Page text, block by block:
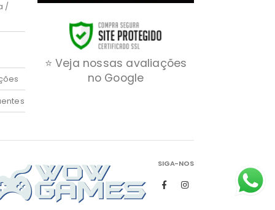
/
⭐ Veja nossas avaliações
no Google
SIGA-NOS